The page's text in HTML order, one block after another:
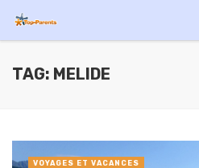
TAG: MELIDE
VOYAGES ET VACANCES